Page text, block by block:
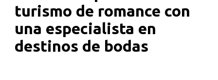
turismo de romance con
una especialista en
destinos de bodas